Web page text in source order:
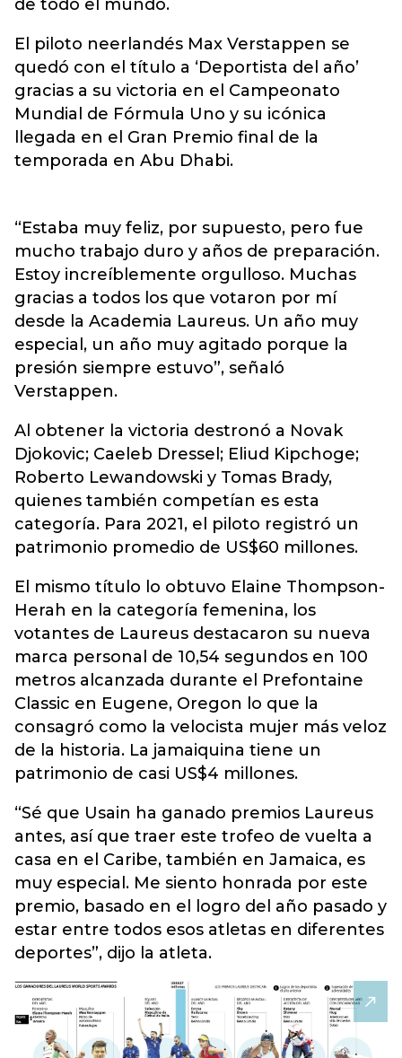
de todo el mundo.
El piloto neerlandés Max Verstappen se
quedó con el título a ‘Deportista del año’
gracias a su victoria en el Campeonato
Mundial de Fórmula Uno y su icónica
llegada en el Gran Premio final de la
temporada en Abu Dhabi.
“Estaba muy feliz, por supuesto, pero fue
mucho trabajo duro y años de preparación.
Estoy increíblemente orgulloso. Muchas
gracias a todos los que votaron por mí
desde la Academia Laureus. Un año muy
especial, un año muy agitado porque la
presión siempre estuvo”, señaló
Verstappen.
Al obtener la victoria destronó a Novak
Djokovic; Caeleb Dressel; Eliud Kipchoge;
Roberto Lewandowski y Tomas Brady,
quienes también competían es esta
categoría. Para 2021, el piloto registró un
patrimonio promedio de US$60 millones.
El mismo título lo obtuvo Elaine Thompson-
Herah en la categoría femenina, los
votantes de Laureus destacaron su nueva
marca personal de 10,54 segundos en 100
metros alcanzada durante el Prefontaine
Classic en Eugene, Oregon lo que la
consagró como la velocista mujer más veloz
de la historia. La jamaiquina tiene un
patrimonio de casi US$4 millones.
“Sé que Usain ha ganado premios Laureus
antes, así que traer este trofeo de vuelta a
casa en el Caribe, también en Jamaica, es
muy especial. Me siento honrada por este
premio, basado en el logro del año pasado y
estar entre todos esos atletas en diferentes
deportes”, dijo la atleta.